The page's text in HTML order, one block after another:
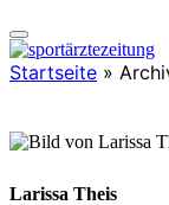
Startseite »
Larissa Theis